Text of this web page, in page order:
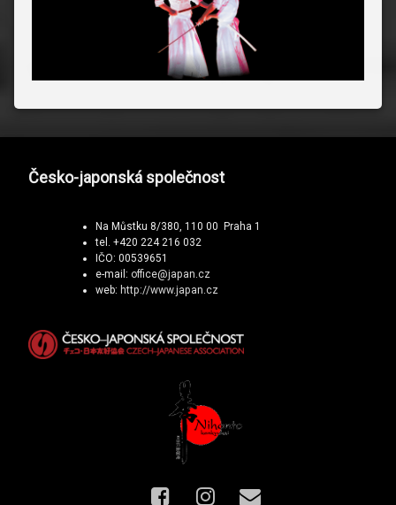
Česko-japonská společnost
Na Můstku 8/380, 110 00 Praha 1
tel. +420 224 216 032
IČO: 00539651
e-mail: office@japan.cz
web: http://www.japan.cz